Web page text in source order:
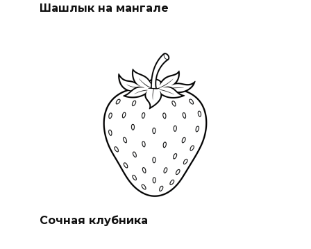
Шашлык на мангале
Сочная клубника